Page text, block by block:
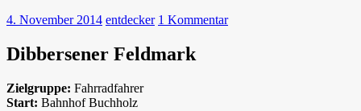
4. November 2014 entdecker 1 Kommentar
Dibbersener Feldmark
Zielgruppe: Fahrradfahrer
Start: Bahnhof Buchholz